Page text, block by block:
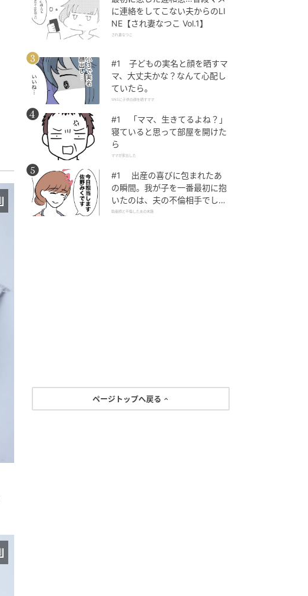
に連絡をしてこない夫からのLI
NE【され妻なつこ Vol.1】
され妻なつこ
#1 子どもの実名と顔を晒すマ
マ、大丈夫かな？なんて心配し
ていたら。
SNSに子供の顔を晒すママ
#1 「ママ、生きてるよね？」
寝ていると思って部屋を開けた
ら
ママが家出した
#1 出産の喜びに包まれたあ
の瞬間。我が子を一番最初に抱
いたのは、夫の不倫相手でし
た。
助産師と不倫した夫の末路
ページトップへ戻る